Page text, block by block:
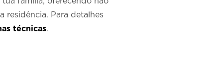
residência. Para detalhes
técnicas.